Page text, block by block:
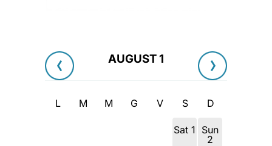
AUGUST 1
L M M G V S D
Sat 1 Sun
2